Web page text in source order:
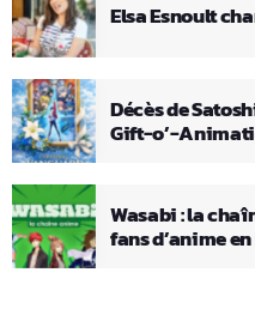
Elsa Esnoult
Décès de
Gift-o’-
Wasabi : la
fans d’anime